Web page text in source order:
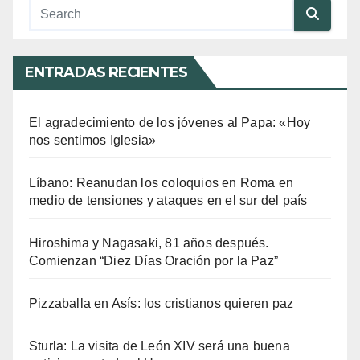
ENTRADAS RECIENTES
El agradecimiento de los jóvenes al Papa: «Hoy
nos sentimos Iglesia»
Líbano: Reanudan los coloquios en Roma en
medio de tensiones y ataques en el sur del país
Hiroshima y Nagasaki, 81 años después.
Comienzan “Diez Días Oración por la Paz”
Pizzaballa en Asís: los cristianos quieren paz
Sturla: La visita de León XIV será una buena